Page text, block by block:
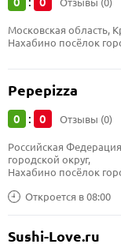
Московская область,
Нахабино посёлок
Pepepizza
0 : 0 Отзывы (0)
Откроется в 08:00
Российская
городской округ,
Нахабино посёлок
Sushi-Love.ru